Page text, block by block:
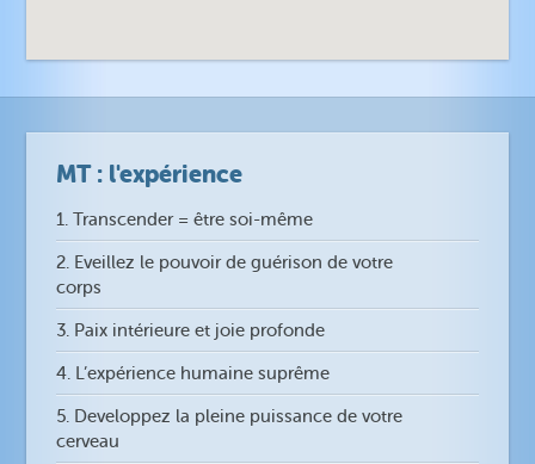
MT : l'expérience
1. Transcender = être soi-même
2. Eveillez le pouvoir de guérison de votre
corps
3. Paix intérieure et joie profonde
4. L’expérience humaine suprême
5. Developpez la pleine puissance de votre
cerveau